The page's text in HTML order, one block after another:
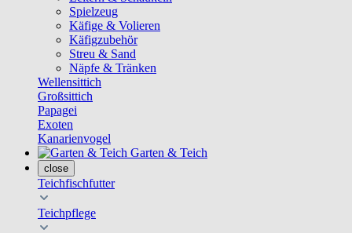
Spielzeug
Käfige & Volieren
Käfigzubehör
Streu & Sand
Näpfe & Tränken
Wellensittich
Großsittich
Papagei
Exoten
Kanarienvogel
Garten & Teich
close
Teichfischfutter
Teichpflege